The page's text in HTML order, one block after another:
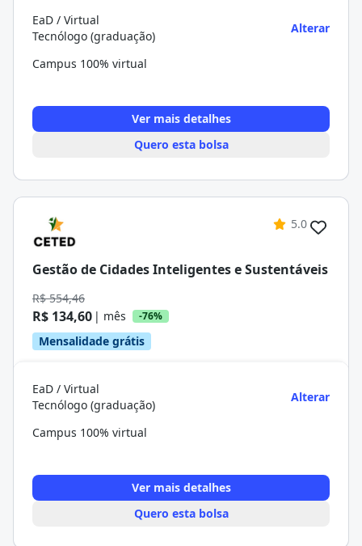
EaD / Virtual
Tecnólogo (graduação)
Alterar
Campus 100% virtual
Ver mais detalhes
Quero esta bolsa
5.0
Gestão de Cidades Inteligentes e Sustentáveis
R$ 554,46
R$ 134,60 | mês -76%
Mensalidade grátis
EaD / Virtual
Tecnólogo (graduação)
Alterar
Campus 100% virtual
Ver mais detalhes
Quero esta bolsa